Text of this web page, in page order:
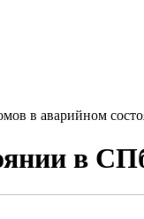
в аварийном
в